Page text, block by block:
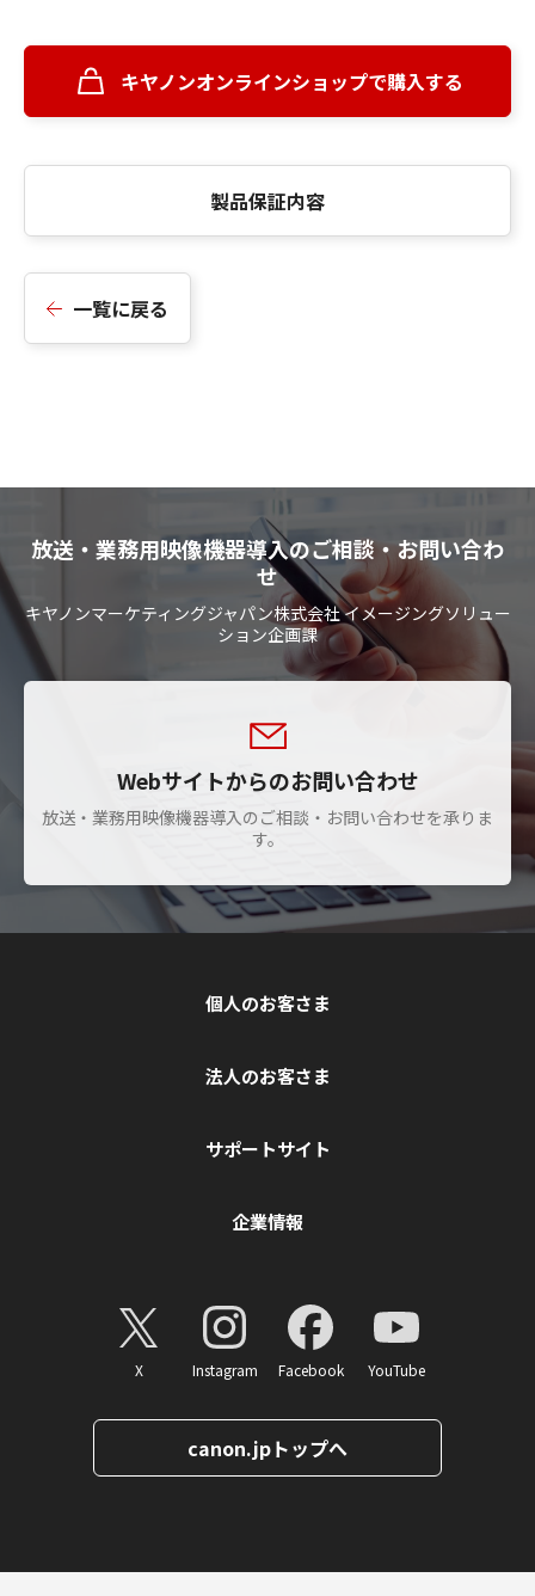
キヤノンオンラインショップで購入する
製品保証内容
一覧に戻る
放送・業務用映像機器導入のご相談・お問い合わ
せ
キヤノンマーケティングジャパン株式会社 イメージングソリュー
ション企画課
Webサイトからのお問い合わせ
放送・業務用映像機器導入のご相談・お問い合わせを承りま
す。
個人のお客さま
法人のお客さま
サポートサイト
企業情報
X Instagram Facebook YouTube
canon.jpトップへ